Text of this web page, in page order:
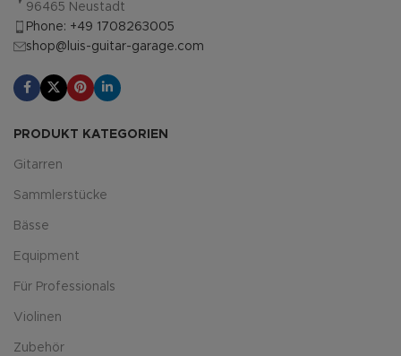
96465 Neustadt
Phone: +49 1708263005
shop@luis-guitar-garage.com
PRODUKT KATEGORIEN
Gitarren
Sammlerstücke
Bässe
Equipment
Für Professionals
Violinen
Zubehör